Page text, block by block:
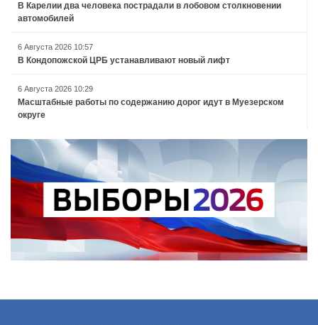
В Карелии два человека пострадали в лобовом столкновении
автомобилей
6 Августа 2026 10:57
В Кондопожской ЦРБ устанавливают новый лифт
6 Августа 2026 10:29
Масштабные работы по содержанию дорог идут в Муезерском
округе